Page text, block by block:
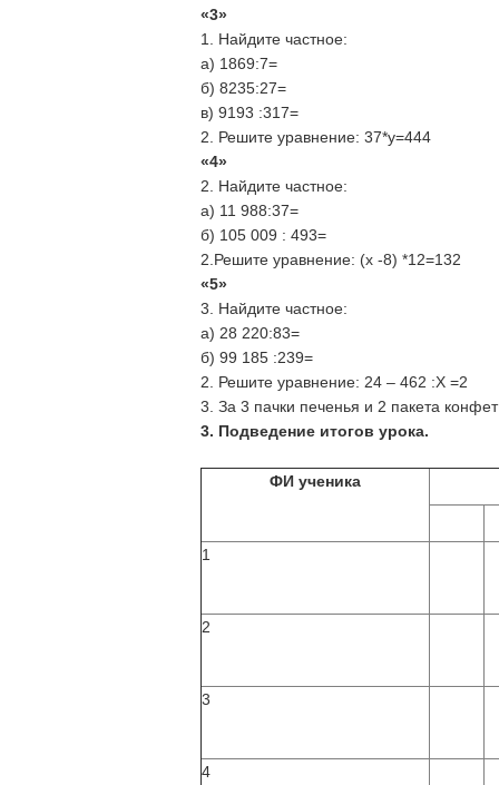
«3»
1. Найдите частное:
а) 1869:7=
б) 8235:27=
в) 9193 :317=
2. Решите уравнение: 37*у=444
«4»
2. Найдите частное:
а) 11 988:37=
б) 105 009 : 493=
2.Решите уравнение: (х -8) *12=132
«5»
3. Найдите частное:
а) 28 220:83=
б) 99 185 :239=
2. Решите уравнение: 24 – 462 :Х =2
3. За 3 пачки печенья и 2 пакета
3. Подведение итогов урока.
ФИ ученика
1
2
3
4